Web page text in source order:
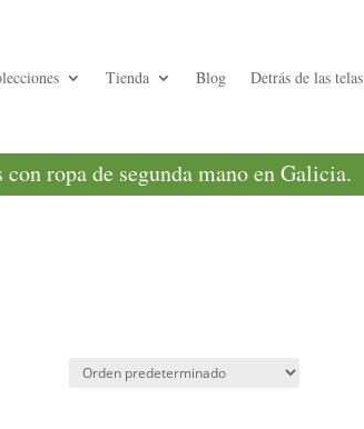
Tienda Blog Detrás de las telas
ropa de segunda mano en Galicia.